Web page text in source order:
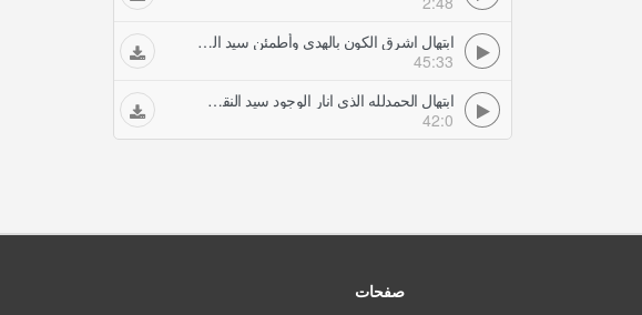
ابتهال اشرق الكون بالهدى وأطمئن سيد النقشبندي ابتهالات أناشيد
45:33
ابتهال الحمدلله الذي انار الوجود سيد النقشبندي ابتهالات أناشيد
42:0
صفحات